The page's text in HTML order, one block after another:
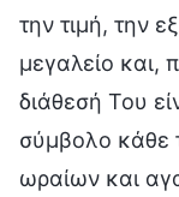
την τιμή, την
μεγαλείο και,
διάθεσή Του
σύμβολο κάθε
ωραίων και